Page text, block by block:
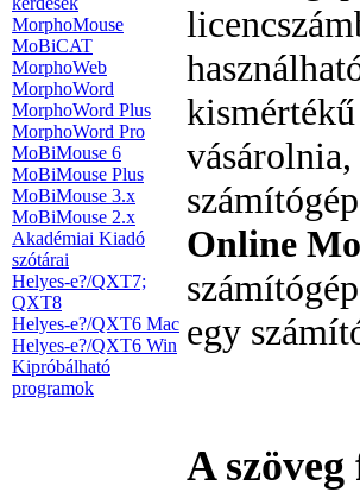
MorphoMouse
MoBiCAT
MorphoWeb
MorphoWord
MorphoWord Plus
MorphoWord Pro
MoBiMouse 6
MoBiMouse Plus
MoBiMouse 3.x
MoBiMouse 2.x
Akadémiai Kiadó
szótárai
Helyes-e?/QXT7;
QXT8
Helyes-e?/QXT6 Mac
Helyes-e?/QXT6 Win
Kipróbálható
programok
Online
egy
A szöveg